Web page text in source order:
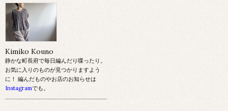
Kimiko Kouno
静かな町長府で毎日編んだり喋ったり。
お気に入りのものが見つかりますよう
に！ 編んだものやお店のお知らせは
Instagramでも。